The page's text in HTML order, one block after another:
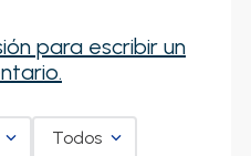
para escribir un
Todos